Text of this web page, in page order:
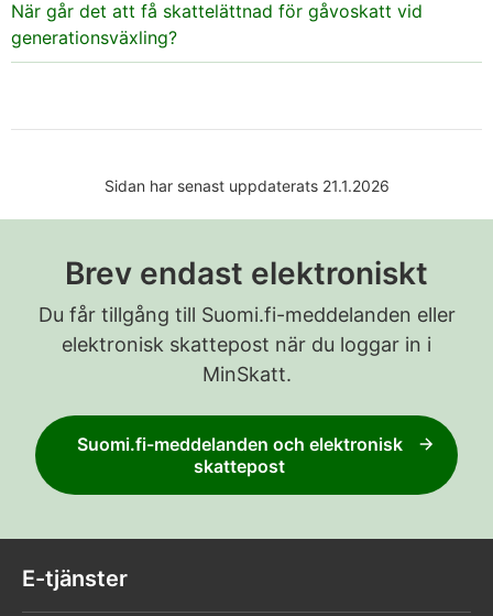
När går det att få skattelättnad för gåvoskatt vid
generationsväxling?
Sidan har senast uppdaterats 21.1.2026
Brev endast elektroniskt
Du får tillgång till Suomi.fi-meddelanden eller
elektronisk skattepost när du loggar in i
MinSkatt.
Suomi.fi-meddelanden och elektronisk
skattepost
E-tjänster